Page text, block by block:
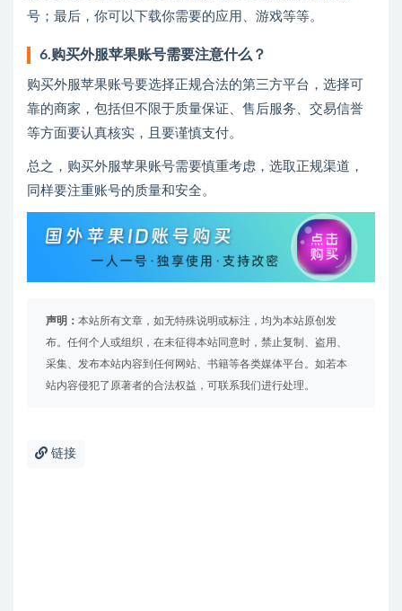
号；最后，你可以下载你需要的应用、游戏等等。
6.购买外服苹果账号需要注意什么？
购买外服苹果账号要选择正规合法的第三方平台，选择可
靠的商家，包括但不限于质量保证、售后服务、交易信誉
等方面要认真核实，且要谨慎支付。
总之，购买外服苹果账号需要慎重考虑，选取正规渠道，
同样要注重账号的质量和安全。
声明： 本站所有文章，如无特殊说明或标注，均为本站原创发
布。任何个人或组织，在未征得本站同意时，禁止复制、盗用、
采集、发布本站内容到任何网站、书籍等各类媒体平台。如若本
站内容侵犯了原著者的合法权益，可联系我们进行处理。
链接